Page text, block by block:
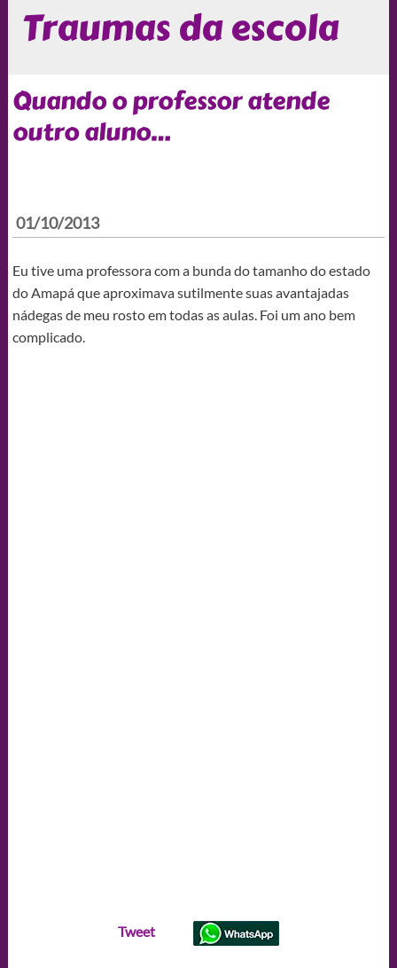
Traumas da escola
Quando o professor atende
outro aluno…
01/10/2013
Eu tive uma professora com a bunda do tamanho do estado
do Amapá que aproximava sutilmente suas avantajadas
nádegas de meu rosto em todas as aulas. Foi um ano bem
complicado.
Tweet